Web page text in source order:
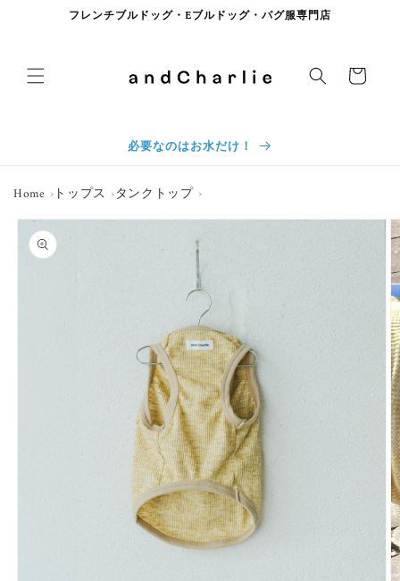
ンテンツに進むフレンチブルドッグ・Eブルドッグ・パグ服専門店
カート
必要なのはお水だけ！
Home トップス タンクトップ
情報にスキップ